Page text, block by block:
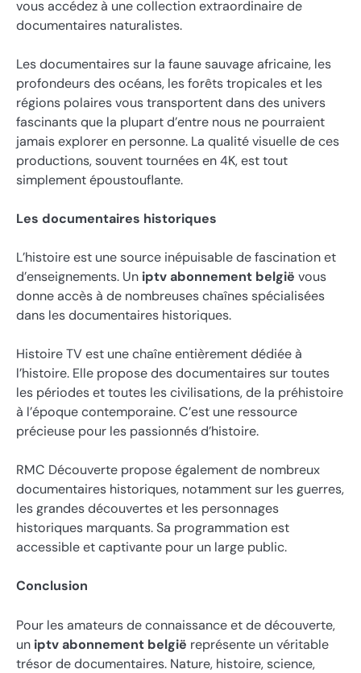
vous accédez à une collection extraordinaire de
documentaires naturalistes.
Les documentaires sur la faune sauvage africaine, les
profondeurs des océans, les forêts tropicales et les
régions polaires vous transportent dans des univers
fascinants que la plupart d’entre nous ne pourraient
jamais explorer en personne. La qualité visuelle de ces
productions, souvent tournées en 4K, est tout
simplement époustouflante.
Les documentaires historiques
L’histoire est une source inépuisable de fascination et
d’enseignements. Un iptv abonnement belgië vous
donne accès à de nombreuses chaînes spécialisées
dans les documentaires historiques.
Histoire TV est une chaîne entièrement dédiée à
l’histoire. Elle propose des documentaires sur toutes
les périodes et toutes les civilisations, de la préhistoire
à l’époque contemporaine. C’est une ressource
précieuse pour les passionnés d’histoire.
RMC Découverte propose également de nombreux
documentaires historiques, notamment sur les guerres,
les grandes découvertes et les personnages
historiques marquants. Sa programmation est
accessible et captivante pour un large public.
Conclusion
Pour les amateurs de connaissance et de découverte,
un iptv abonnement belgië représente un véritable
trésor de documentaires. Nature, histoire, science,